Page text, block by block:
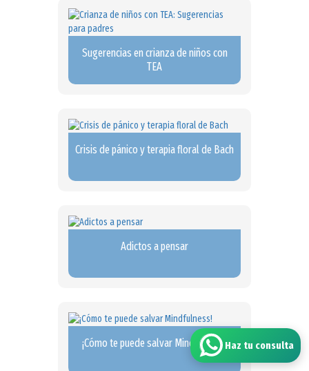
Sugerencias en crianza de niños con
TEA
Crisis de pánico y terapia floral de Bach
Adictos a pensar
¡Cómo te puede salvar Mindfulness!Haz tu consulta